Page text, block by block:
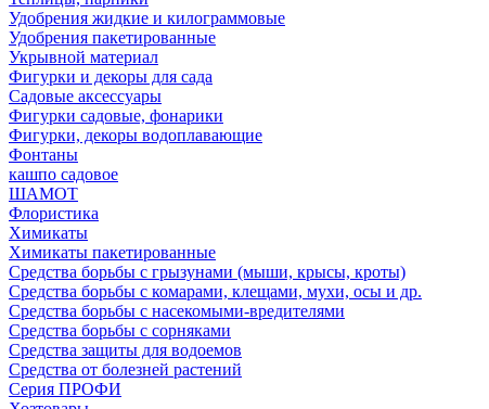
Удобрения жидкие и килограммовые
Удобрения пакетированные
Укрывной материал
Фигурки и декоры для сада
Садовые аксессуары
Фигурки садовые, фонарики
Фигурки, декоры водоплавающие
Фонтаны
кашпо садовое
ШАМОТ
Флористика
Химикаты
Химикаты пакетированные
Средства борьбы с грызунами (мыши, крысы, кроты)
Средства борьбы с комарами, клещами, мухи, осы и др.
Средства борьбы с насекомыми-вредителями
Средства борьбы с сорняками
Средства защиты для водоемов
Средства от болезней растений
Серия ПРОФИ